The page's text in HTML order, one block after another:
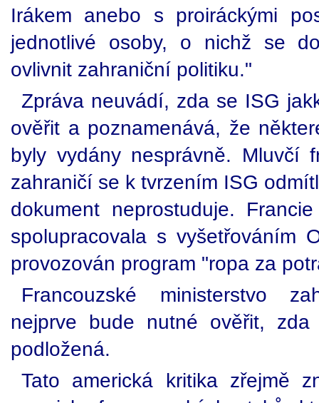
Irákem anebo s proiráckými
jednotlivé osoby, o nichž se
ovlivnit zahraniční politiku."
Zpráva neuvádí, zda se ISG
ověřit a poznamenává, že
byly vydány nesprávně. Mluvčí
zahraničí se k tvrzením ISG
dokument neprostuduje.
spolupracovala s vyšetřováním
provozován program "ropa za
Francouzské ministerstvo
nejprve bude nutné ověřit,
podložená.
Tato americká kritika zřejmě